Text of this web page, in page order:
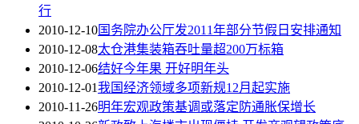
行
2010-12-10国务院办公厅发2011年部分节假日安排通知
2010-12-08太仓港集装箱吞吐量超200万标箱
2010-12-06结好今年果 开好明年头
2010-12-01我国经济领域多项新规12月起实施
2010-11-26明年宏观政策基调或落定防通胀保增长